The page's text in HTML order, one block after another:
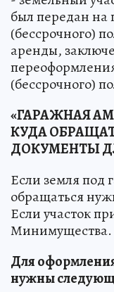
был передан на
(бессрочного)
аренды,
(бессрочного)
«ГАРАЖНАЯ
КУДА
ДОКУМЕНТЫ
Если земля под
обращаться
Если участок
Минимущества.
Для
нужны